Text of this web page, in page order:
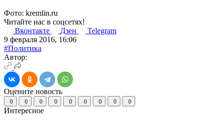
Фото: kremlin.ru
Читайте нас в соцсетях!
Вконтакте
Дзен
Telegram
9 февраля 2016, 16:06
#Политика
Автор:
Оцените новость
0 0 0 0 0 0 0 0 0
Интересное